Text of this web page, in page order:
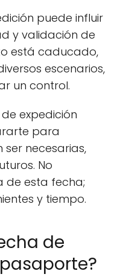
puede influir
y validación de
está caducado,
escenarios,
un control.
expedición
para
necesarias,
No
de esta fecha;
y tiempo.
de